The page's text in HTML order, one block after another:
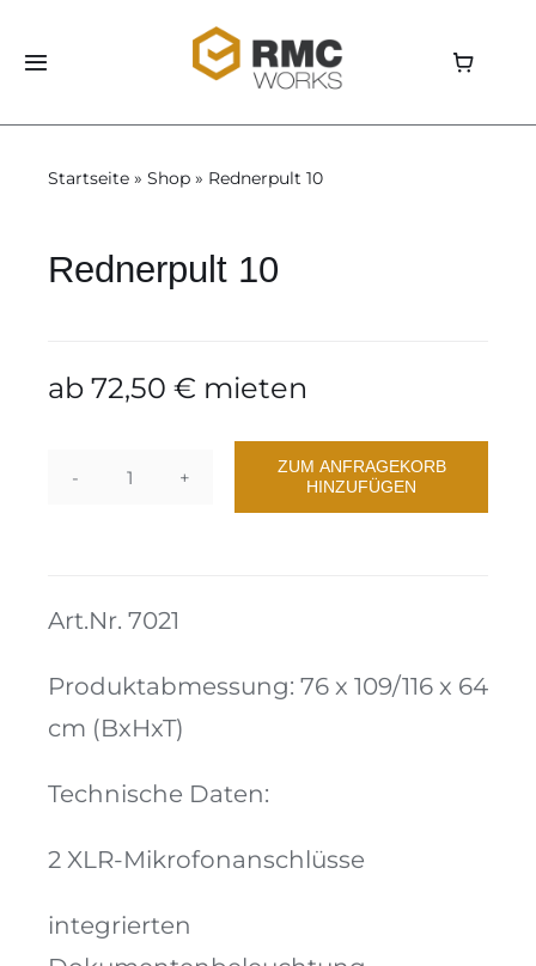
Toggle
Aluvision
Startseite» Shop» Rednerpult 10
Rednerpult 10
ab 72,50 € mieten
Rednerpult
ZUM ANFRAGEKORB
HINZUFÜGEN
Art.Nr. 7021
Produktabmessung: 76 x 109/116 x 64
cm (BxHxT)
Technische Daten:
2 XLR-Mikrofonanschlüsse
integrierten